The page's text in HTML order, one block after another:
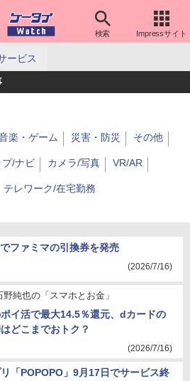
検索 Impressサイト
ービス
楽・ゲーム 災害・防災 その他
プ/ナビ カメラ/写真 VR/AR
テレワーク/在宅勤務
ファミマの引換券を発売
(2026/7/16)
野純也の「スマホとお金」
ポイ活で最大14.5％還元、dカードの
どこまでおトク？
(2026/7/16)
「POPOPO」9月17日でサービス終